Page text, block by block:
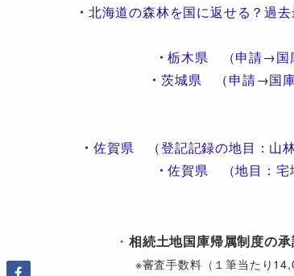
・ 北海道の森林を国に返せる？過
・栃木県 （申請→国
・ 茨城県 （申請→国庫
・ 佐賀県 （登記記録の地目：山
・佐賀県 （地目：宅
・相続土地国庫帰属制度の
※審査手数料（１筆当たり